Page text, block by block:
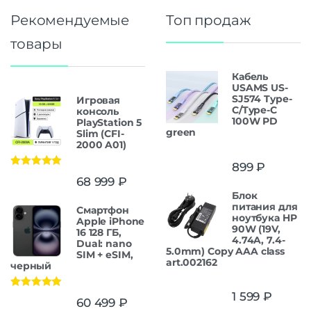
Рекомендуемые
товары
Игровая
консоль
PlayStation 5
Slim (CFI-
2000 A01)
68 999 ₽
Смартфон
Apple iPhone
16 128 ГБ,
Dual: nano
SIM + eSIM,
черный
60 499 ₽
Топ продаж
Кабель
USAMS US-
SJ574 Type-
C/Type-C
100W PD
green
899₽
Блок
питания для
ноутбука HP
90W (19V,
4.74A, 7.4-
5.0mm) Copy AAA class
art.002162
1 599 ₽